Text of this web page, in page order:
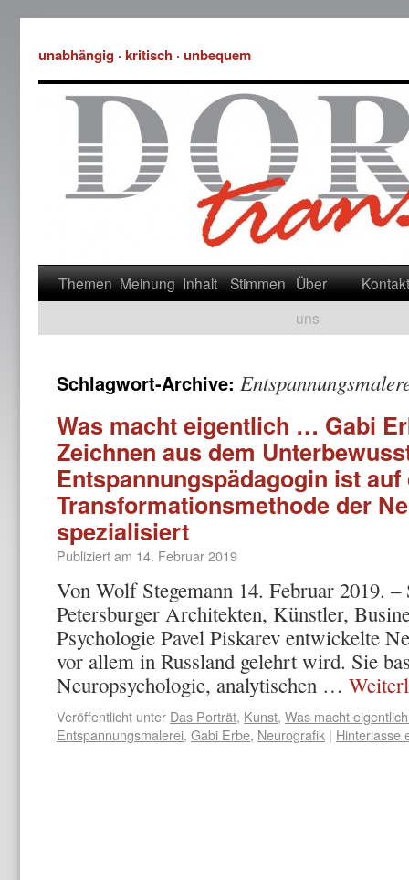
unabhängig · kritisch · unbequem
Themen Meinung Inhalt Stimmen Über
uns
Kontakt
Schlagwort-Archive:
Was macht eigentlich … Gabi
Zeichnen aus dem
Entspannungspädagogin ist auf
Transformationsmethode der
spezialisiert
Publiziert am 14. Februar 2019
Von Wolf Stegemann 14. Februar 2019.
Petersburger Architekten, Künstler,
Psychologie Pavel Piskarev entwickelte
vor allem in Russland gelehrt wird. Sie
Neuropsychologie, analytischen …
Veröffentlicht unter Das Porträt, Kunst, Was macht
Entspannungsmalerei, Gabi Erbe, Neurografik | Hinterlasse